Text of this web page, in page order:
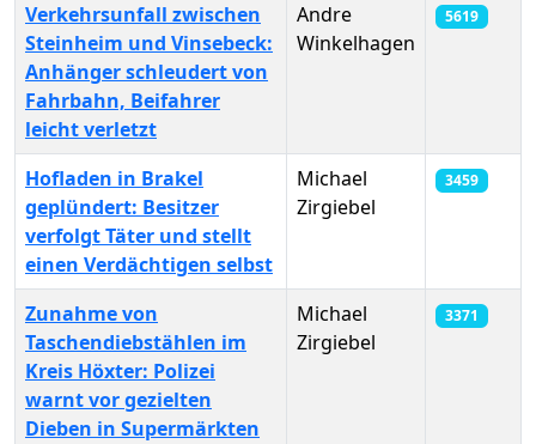
Verkehrsunfall zwischen
Steinheim und Vinsebeck:
Anhänger schleudert von
Fahrbahn, Beifahrer
leicht verletzt
Andre
Winkelhagen
5619
Hofladen in Brakel
geplündert: Besitzer
verfolgt Täter und stellt
einen Verdächtigen selbst
Michael
Zirgiebel
3459
Zunahme von
Taschendiebstählen im
Kreis Höxter: Polizei
warnt vor gezielten
Dieben in Supermärkten
Michael
Zirgiebel
3371